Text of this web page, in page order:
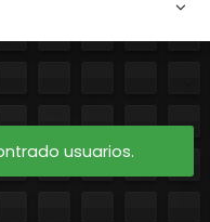
usuarios.